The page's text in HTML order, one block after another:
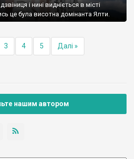
і нині видніється в місті
це була висотна домінанта Ялти.
3 4 5 Далі »
нашим автором